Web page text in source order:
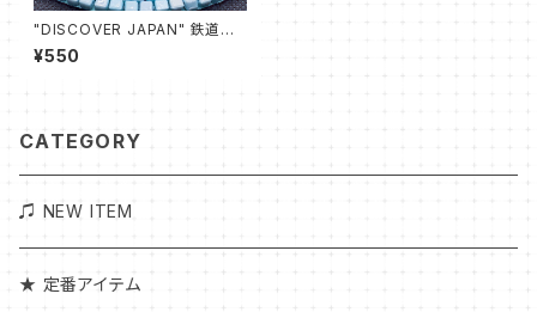
"DISCOVER JAPAN" 鉄道ア
クセサリー アクリルチャーム
¥550
CATEGORY
♫ NEW ITEM
★ 定番アイテム